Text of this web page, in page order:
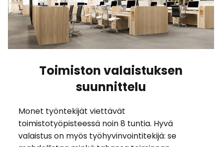
Toimiston valaistuksen
suunnittelu
Monet työntekijät viettävät
toimistotyöpisteessä noin 8 tuntia. Hyvä
valaistus on myös työhyvinvointitekijä: se